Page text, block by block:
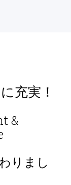
充実！
&
りまし